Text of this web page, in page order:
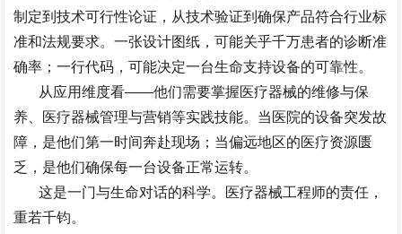
制定到技术可行性论证，从技术验证到确保产品符合行业标
准和法规要求。一张设计图纸，可能关乎千万患者的诊断准
确率；一行代码，可能决定一台生命支持设备的可靠性。
从应用维度看——他们需要掌握医疗器械的维修与保
养、医疗器械管理与营销等实践技能。当医院的设备突发故
障，是他们第一时间奔赴现场；当偏远地区的医疗资源匮
乏，是他们确保每一台设备正常运转。
这是一门与生命对话的科学。医疗器械工程师的责任，
重若千钧。